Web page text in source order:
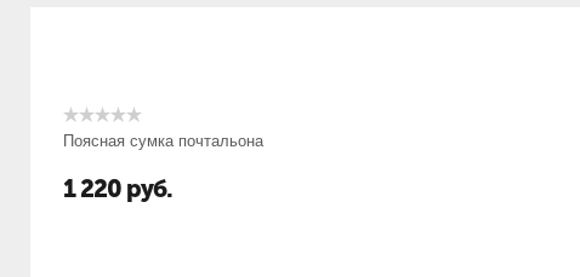
Поясная сумка почтальона
1 220 руб.